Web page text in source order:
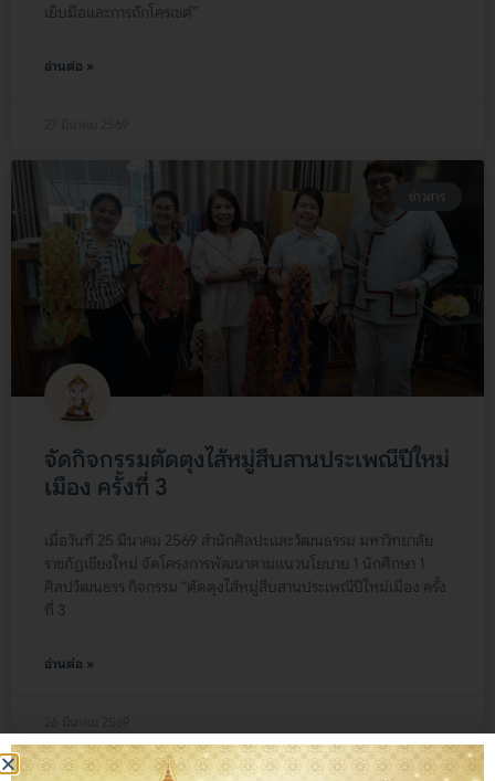
เย็บมือและการถักโครเชต์”
อ่านต่อ »
ข่าวสาร
จัดกิจกรรมตัดตุงไส้หมู่สืบสานประเพณีปีใหม่
เมือง ครั้งที่ 3
เมื่อวันที่ 25 มีนาคม 2569 สำนักศิลปะและวัฒนธรรม มหาวิทยาลัย
ราชภัฏเชียงใหม่ จัดโครงการพัฒนาตามแนวนโยบาย 1 นักศึกษา 1
ศิลปวัฒนธรร กิจกรรม “ตัดตุงไส้หมู่สืบสานประเพณีปีใหม่เมือง ครั้ง
ที่ 3
อ่านต่อ »